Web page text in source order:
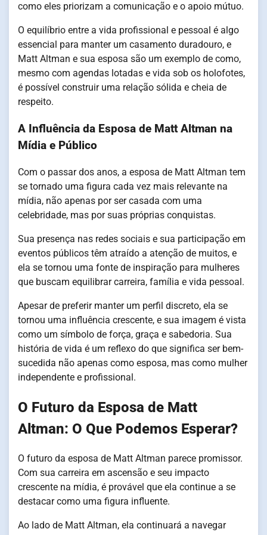
como eles priorizam a comunicação e o apoio mútuo.
O equilíbrio entre a vida profissional e pessoal é algo
essencial para manter um casamento duradouro, e
Matt Altman e sua esposa são um exemplo de como,
mesmo com agendas lotadas e vida sob os holofotes,
é possível construir uma relação sólida e cheia de
respeito.
A Influência da Esposa de Matt Altman na
Mídia e Público
Com o passar dos anos, a esposa de Matt Altman tem
se tornado uma figura cada vez mais relevante na
mídia, não apenas por ser casada com uma
celebridade, mas por suas próprias conquistas.
Sua presença nas redes sociais e sua participação em
eventos públicos têm atraído a atenção de muitos, e
ela se tornou uma fonte de inspiração para mulheres
que buscam equilibrar carreira, família e vida pessoal.
Apesar de preferir manter um perfil discreto, ela se
tornou uma influência crescente, e sua imagem é vista
como um símbolo de força, graça e sabedoria. Sua
história de vida é um reflexo do que significa ser bem-
sucedida não apenas como esposa, mas como mulher
independente e profissional.
O Futuro da Esposa de Matt
Altman: O Que Podemos Esperar?
O futuro da esposa de Matt Altman parece promissor.
Com sua carreira em ascensão e seu impacto
crescente na mídia, é provável que ela continue a se
destacar como uma figura influente.
Ao lado de Matt Altman, ela continuará a navegar